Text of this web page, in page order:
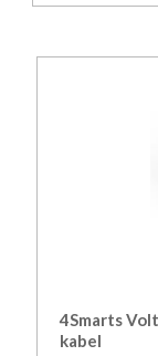
4Smarts
kabel